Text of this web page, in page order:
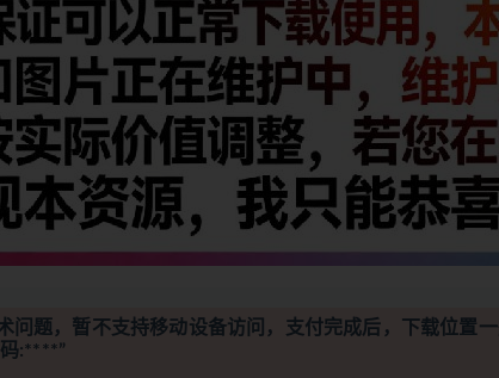
问题，暂不支持移动设备访问，支付完成后，下载位置
:****”